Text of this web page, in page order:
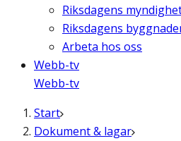
Riksdagens
Riksdagens
Arbeta hos oss
Webb-tv
Webb-tv
Start
Dokument & lagar